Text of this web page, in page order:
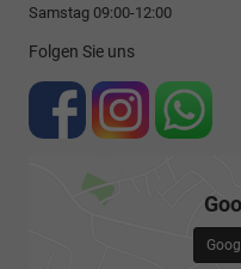
Samstag 09:00-12:00
Folgen Sie uns